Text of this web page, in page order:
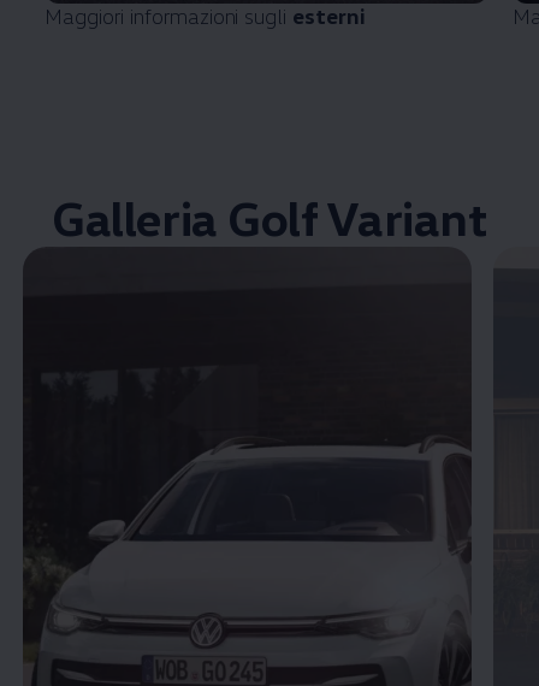
Maggiori informazioni sugli esterni
Galleria Golf Variant
Enable fullscreen mode